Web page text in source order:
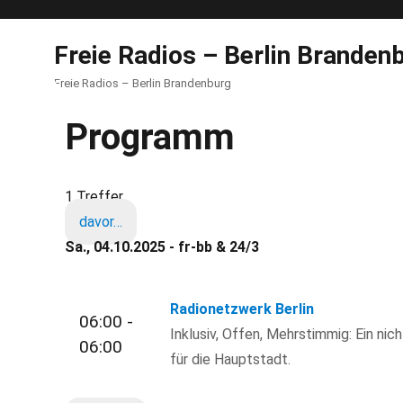
Freie Radios – Berlin
Freie Radios – Berlin Brandenburg
Programm
1 Treffer
davor…
Sa., 04.10.2025 - fr-bb & 24/3
06:00 -
06:00
Radionetzwerk Berlin
Inklusiv, Offen, Mehrstimmig: Ein
für die Hauptstadt.